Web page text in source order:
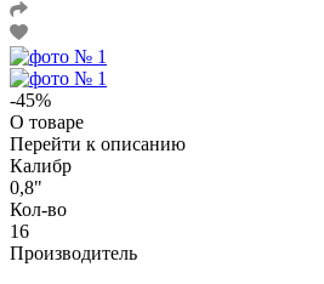
-45%
О товаре
Перейти к описанию
Калибр
0,8"
Кол-во
16
Производитель